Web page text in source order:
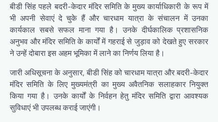
बीडी सिंह पहले बदरी-केदार मंदिर समिति के मुख्य कार्याधिकारी के रूप में
भी अपनी सेवाएं दे चुके हैं और चारधाम यात्रा के संचालन में उनका
कार्यकाल सबसे सफल माना गया है। उनके दीर्घकालिक प्रशासनिक
अनुभव और मंदिर समिति के कार्यों में गहराई से जुड़ाव को देखते हुए सरकार
ने उन्हें दोबारा इस अहम भूमिका में लाने का निर्णय लिया है।
जारी अधिसूचना के अनुसार, बीडी सिंह को चारधाम यात्रा और बदरी-केदार
मंदिर समिति के लिए मुख्यमंत्री का मुख्य अवैतनिक सलाहकार नियुक्त
किया गया है। उनके कार्यों के निर्वहन हेतु मंदिर समिति द्वारा आवश्यक
सुविधाएं भी उपलब्ध कराई जाएंगी।